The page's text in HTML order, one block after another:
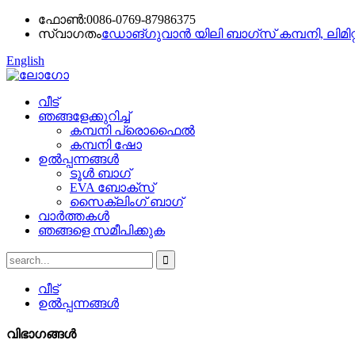
ഫോൺ:0086-0769-87986375
സ്വാഗതംഡോങ്ഗുവാൻ യിലി ബാഗ്സ് കമ്പനി,
English
വീട്
ഞങ്ങളേക്കുറിച്ച്
കമ്പനി പ്രൊഫൈൽ
കമ്പനി ഷോ
ഉൽപ്പന്നങ്ങൾ
ടൂൾ ബാഗ്
EVA ബോക്സ്
സൈക്ലിംഗ് ബാഗ്
വാർത്തകൾ
ഞങ്ങളെ സമീപിക്കുക
വീട്
ഉൽപ്പന്നങ്ങൾ
വിഭാഗങ്ങൾ